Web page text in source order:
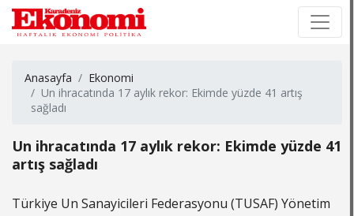
Anasayfa
Ekonomi
Un ihracatında 17 aylık rekor: Ekimde yüzde 41 artış
sağladı
Un ihracatında 17 aylık rekor: Ekimde yüzde 41
artış sağladı
Türkiye Un Sanayicileri Federasyonu (TUSAF) Yönetim
×
×